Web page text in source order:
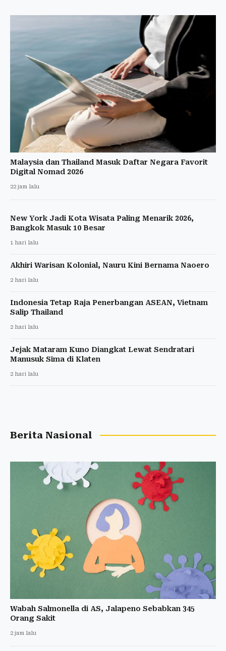
Malaysia dan Thailand Masuk Daftar Negara Favorit
Digital Nomad 2026
22 jam lalu
New York Jadi Kota Wisata Paling Menarik 2026,
Bangkok Masuk 10 Besar
1 hari lalu
Akhiri Warisan Kolonial, Nauru Kini Bernama Naoero
2 hari lalu
Indonesia Tetap Raja Penerbangan ASEAN, Vietnam
Salip Thailand
2 hari lalu
Jejak Mataram Kuno Diangkat Lewat Sendratari
Manusuk Sima di Klaten
2 hari lalu
Berita Nasional
Wabah Salmonella di AS, Jalapeno Sebabkan 345
Orang Sakit
2 jam lalu